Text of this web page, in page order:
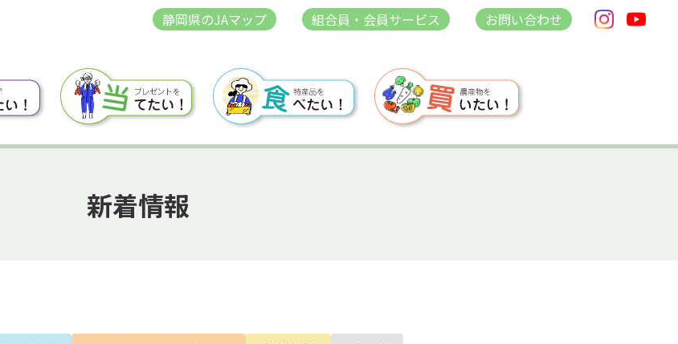
静岡県のJAマップ 組合員・会員サービス お問い合わせ
新着情報